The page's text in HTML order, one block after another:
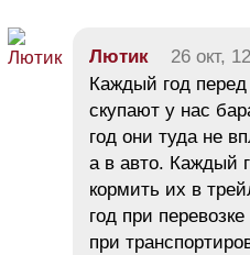
Лютик 26 окт,
Каждый год
скупают у нас
год они туда не
а в авто. Каждый
кормить их в
год при
при